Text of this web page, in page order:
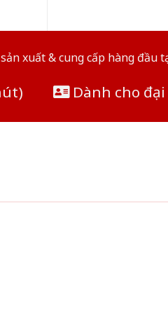
xuất & cung cấp hàng đầu
Dành cho đại